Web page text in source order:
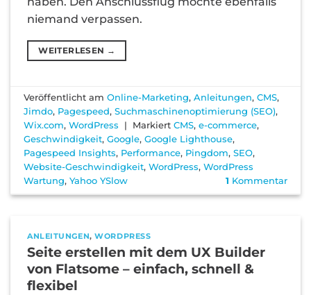
niemand verpassen.
WEITERLESEN →
Veröffentlicht amOnline-Marketing,Anleitungen,CMS,
Jimdo, Pagespeed,Suchmaschinenoptimierung (SEO),
Wix.com,WordPress | MarkiertCMS,e-commerce,
Geschwindigkeit,Google,Google Lighthouse,
Pagespeed Insights, Performance, Pingdom,SEO,
Website-Geschwindigkeit,WordPress,WordPress
Wartung,Yahoo YSlow 1 Kommentar
ANLEITUNGEN,WORDPRESS
Seite erstellen mit dem UX Builder
von Flatsome – einfach, schnell &
flexibel